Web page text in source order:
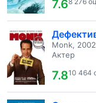
7.6
Monk, 2002
Актер
7.810 464